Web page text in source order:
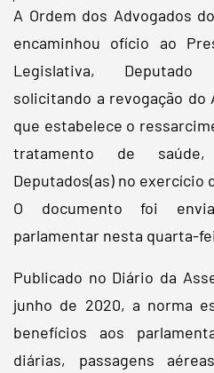
A Ordem dos Advogados
encaminhou ofício ao
Legislativa, Deputado
solicitando a revogação do
que estabelece o
tratamento de saúde,
Deputados(as) no exercício
O documento foi
parlamentar nesta quarta-
Publicado no Diário da
junho de 2020, a norma
benefícios aos
diárias, passagens